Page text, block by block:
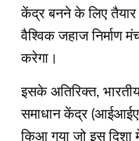
केंद्र बनने के लिए तैयार
वैश्विक जहाज निर्माण
करेगा।
इसके अतिरिक्त, भारतीय
समाधान केंद्र
किआ गया जो इस दिशा